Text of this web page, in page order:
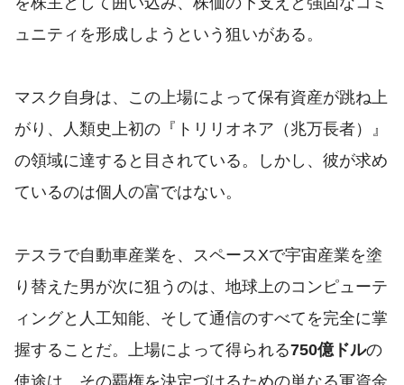
ュニティを形成しようという狙いがある。
マスク自身は、この上場によって保有資産が跳ね上
がり、人類史上初の『トリリオネア（兆万長者）』
の領域に達すると目されている。しかし、彼が求め
ているのは個人の富ではない。
テスラで自動車産業を、スペースXで宇宙産業を塗
り替えた男が次に狙うのは、地球上のコンピューテ
ィングと人工知能、そして通信のすべてを完全に掌
握することだ。上場によって得られる750億ドルの
使途は、その覇権を決定づけるための単なる軍資金